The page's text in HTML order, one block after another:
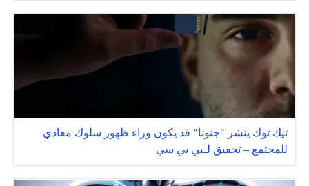
تيك توك ينشر "جنونا" قد يكون وراء ظهور سلوك معادي
للمجتمع – تحقيق لـبي بي سي